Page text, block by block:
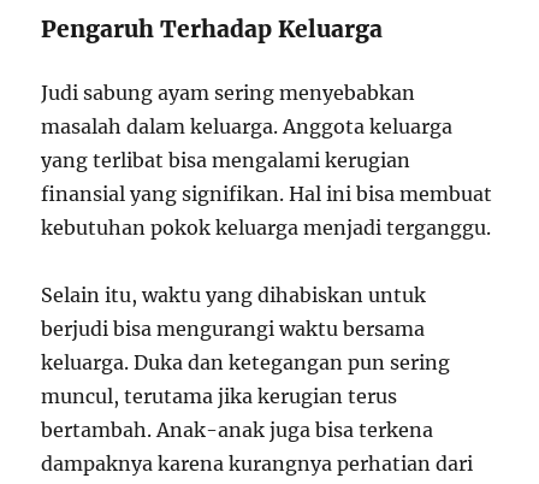
Pengaruh Terhadap Keluarga
Judi sabung ayam sering menyebabkan
masalah dalam keluarga. Anggota keluarga
yang terlibat bisa mengalami kerugian
finansial yang signifikan. Hal ini bisa membuat
kebutuhan pokok keluarga menjadi terganggu.
Selain itu, waktu yang dihabiskan untuk
berjudi bisa mengurangi waktu bersama
keluarga. Duka dan ketegangan pun sering
muncul, terutama jika kerugian terus
bertambah. Anak-anak juga bisa terkena
dampaknya karena kurangnya perhatian dari